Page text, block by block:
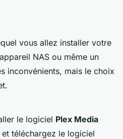
vous allez installer votre
NAS ou même un
inconvénients, mais le choix
le logiciel Plex Media
téléchargez le logiciel